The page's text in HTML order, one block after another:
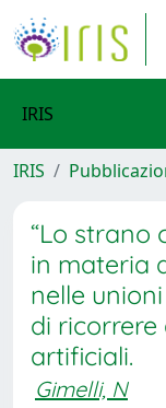
IRIS
IRIS
“Lo strano
in materia
nelle
di ricorrere
artificiali.
Gimelli, N